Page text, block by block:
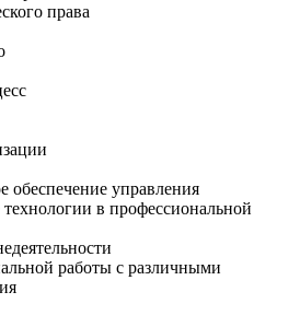
права
обеспечение управления
в профессиональной
работы с различными